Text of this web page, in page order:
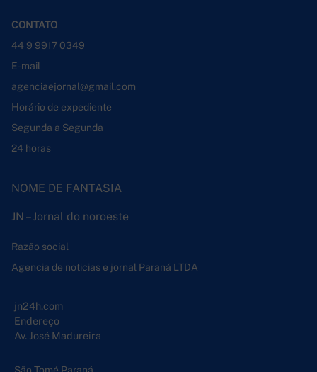
CONTATO
44 9 9917 0349
E-mail
agenciaejornal@gmail.com
Horário de expediente
Segunda a Segunda
24 horas
NOME DE FANTASIA
JN – Jornal do noroeste
Razão social
Agencia de noticias e jornal Paraná LTDA
jn24h.com
Endereço
Av. José Madureira